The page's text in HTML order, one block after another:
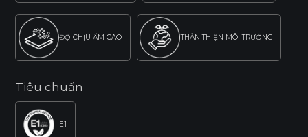
ĐỘ CHỊU ẨM CAO THÂN THIỆN MÔI TRƯỜNG
Tiêu chuẩn
E1